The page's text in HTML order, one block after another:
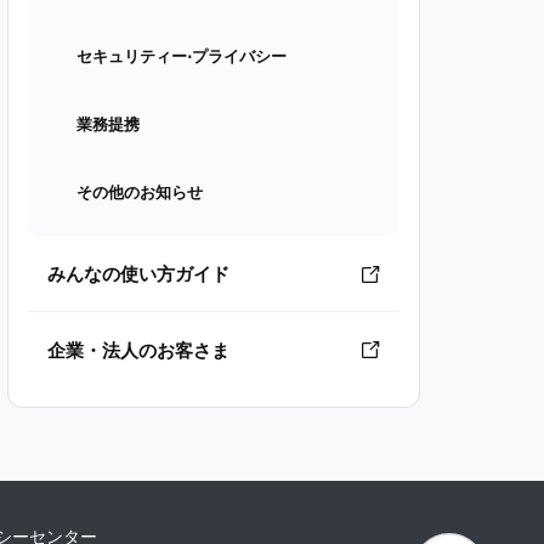
セキュリティー⋅プライバシー
業務提携
その他のお知らせ
みんなの使い方ガイド
企業・法人のお客さま
ーセンター